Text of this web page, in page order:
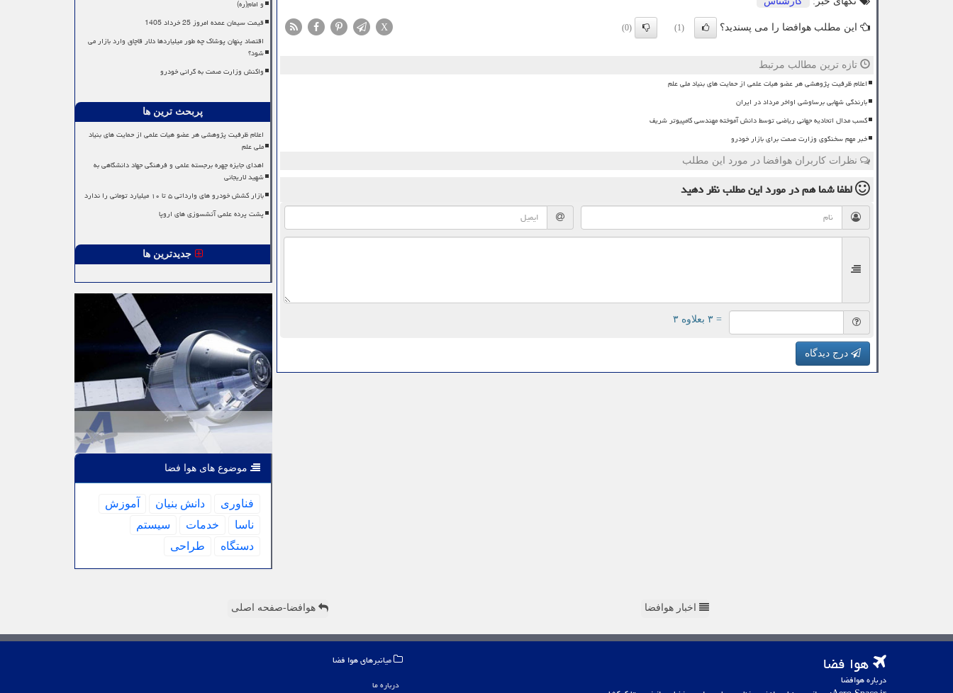
این مطلب هوافضا را می پسندید؟ (1)
(0)
X
تازه ترین مطالب مرتبط
اعلام ظرفیت پژوهشی هر عضو هیات علمی از حمایت های بنیاد ملی علم
بارندگی شهابی برساوشی اواخر مرداد در ایران
کسب مدال اتحادیه جهانی ریاضی توسط دانش آموخته مهندسی کامپیوتر شریف
خبر مهم سخنگوی وزارت صمت برای بازار خودرو
نظرات کاربران هوافضا در مورد این مطلب
لطفا شما همدر مورد این مطلبنظر دهید
= ۳ بعلاوه ۳
درج دیدگاه
و امام(ره)
قیمت سیمان عمده امروز 25 خرداد 1405
اقتصاد پنهان پوشاک چه طور میلیاردها دلار قاچاق وارد بازار می
شود؟
واکنش وزارت صمت به گرانی خودرو
پربحث ترین ها
اعلام ظرفیت پژوهشی هر عضو هیات علمی از حمایت های بنیاد
ملی علم
اهدای جایزه چهره برجسته علمی و فرهنگی جهاد دانشگاهی به
شهید لاریجانی
بازار کشش خودرو های وارداتی ۵ تا ۱۰ میلیارد تومانی را ندارد
پشت پرده علمی آتشسوزی های اروپا
جدیدترین ها
موضوع های هوا فضا
فناوری دانش بنیان
آموزش
ناسا
خدمات
سیستم
دستگاه
طراحی
اخبار هوافضا هوافضا-صفحه اصلی
هوا فضا
درباره هوافضا
میانبرهای هوا فضا
درباره ما